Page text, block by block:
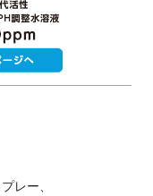
レー、